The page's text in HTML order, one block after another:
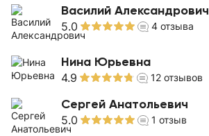
Василий Александрович
5.0 4 отзыва
Нина Юрьевна
4.9 12 отзывов
Сергей Анатольевич
5.0 1 отзыв